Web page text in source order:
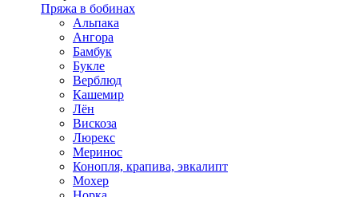
Пряжа в бобинах
Альпака
Ангора
Бамбук
Букле
Верблюд
Кашемир
Лён
Вискоза
Люрекс
Меринос
Конопля, крапива, эвкалипт
Мохер